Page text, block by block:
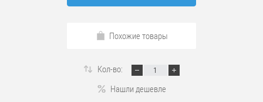
Похожие товары
Кол-во:
Нашли дешевле